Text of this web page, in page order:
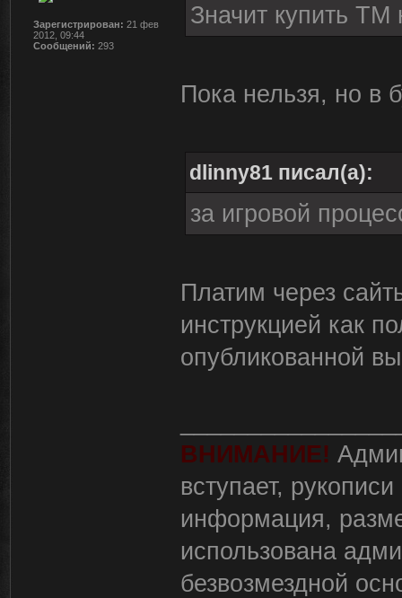
Зарегистрирован: 21 фев
2012, 09:44
Сообщений: 293
Значит купить ТМ
Пока нельзя, но в
dlinny81 писал(а):
за игровой
Платим через
инструкцией как
опубликованной
ВНИМАНИЕ!
вступает,
информация,
использована
безвозмездной